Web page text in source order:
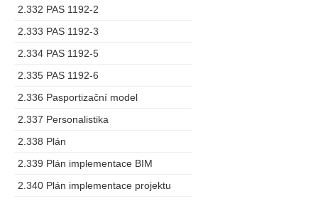
2.332 PAS 1192-2
2.333 PAS 1192-3
2.334 PAS 1192-5
2.335 PAS 1192-6
2.336 Pasportizační model
2.337 Personalistika
2.338 Plán
2.339 Plán implementace BIM
2.340 Plán implementace projektu